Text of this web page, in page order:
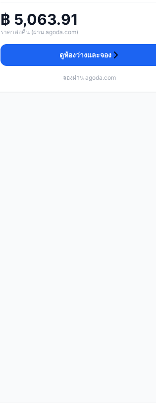
฿ 5,063.91
ราคาต่อคืน (ผ่าน agoda.com)
ดูห้องว่างและจอง
จองผ่าน agoda.com